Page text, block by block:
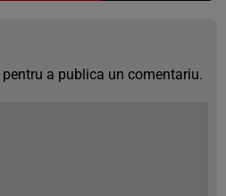
pentru a publica un comentariu.